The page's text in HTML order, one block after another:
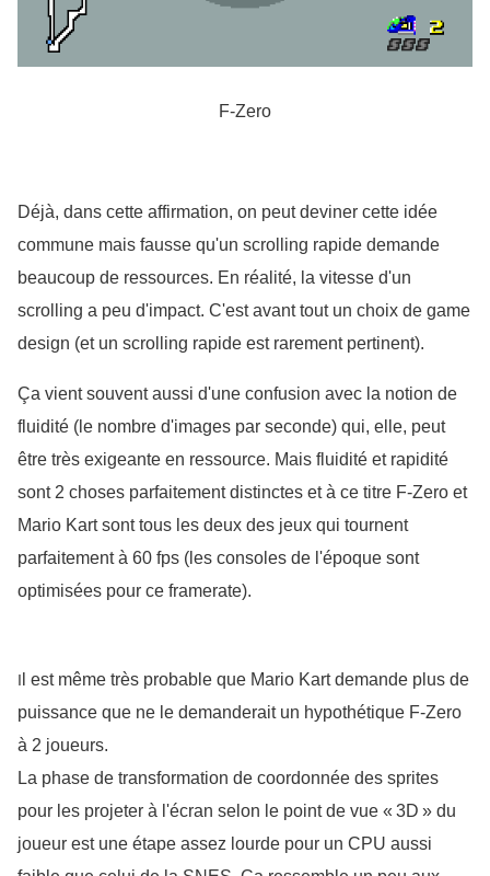
F-Zero
Déjà, dans cette affirmation, on peut deviner cette idée
commune mais fausse qu'un scrolling rapide demande
beaucoup de ressources. En réalité, la vitesse d'un
scrolling a peu d'impact. C'est avant tout un choix de game
design (et un scrolling rapide est rarement pertinent).
Ça vient souvent aussi d'une confusion avec la notion de
fluidité (le nombre d'images par seconde) qui, elle, peut
être très exigeante en ressource. Mais fluidité et rapidité
sont 2 choses parfaitement distinctes et à ce titre F-Zero et
Mario Kart sont tous les deux des jeux qui tournent
parfaitement à 60 fps (les consoles de l'époque sont
optimisées pour ce framerate).
I l est même très probable que Mario Kart demande plus de
puissance que ne le demanderait un hypothétique F-Zero
à 2 joueurs.
La phase de transformation de coordonnée des sprites
pour les projeter à l'écran selon le point de vue « 3D » du
joueur est une étape assez lourde pour un CPU aussi